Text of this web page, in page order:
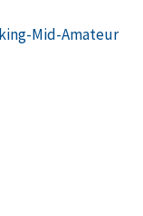
Mid-Amateur